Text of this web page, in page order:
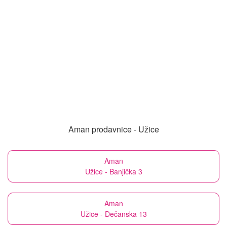
Aman prodavnice - Užice
Aman
Užice - Banjička 3
Aman
Užice - Dečanska 13